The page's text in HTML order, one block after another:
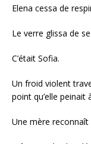
Elena cessa de
Le verre glissa de
C’était Sofia.
Un froid violent
point qu’elle peinait
Une mère